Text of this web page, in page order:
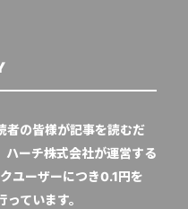
の皆様が記事を読むだ
ハーチ株式会社が運営する
ユーザーにつき0.1円を
ています。